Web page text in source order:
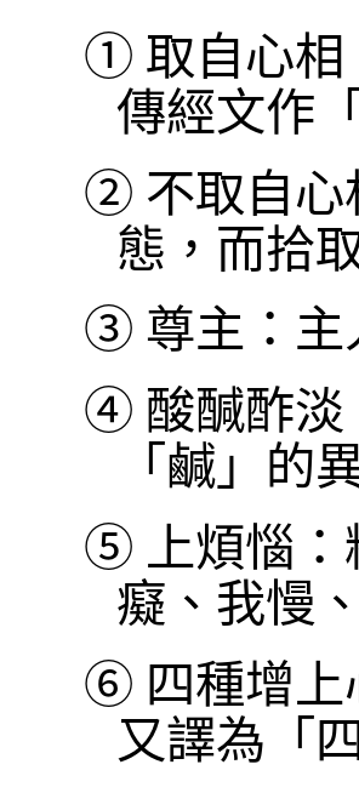
① 取自心
傳經文作
② 不取自
態，而拾
③ 尊主：
④ 酸醎酢
「鹹」的
⑤
上煩惱
癡、我慢
⑥ 四種增
又譯為「